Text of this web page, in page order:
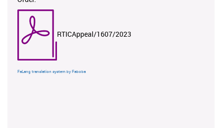
RTICAppeal/1607/2023
FaLang translation system by Faboba